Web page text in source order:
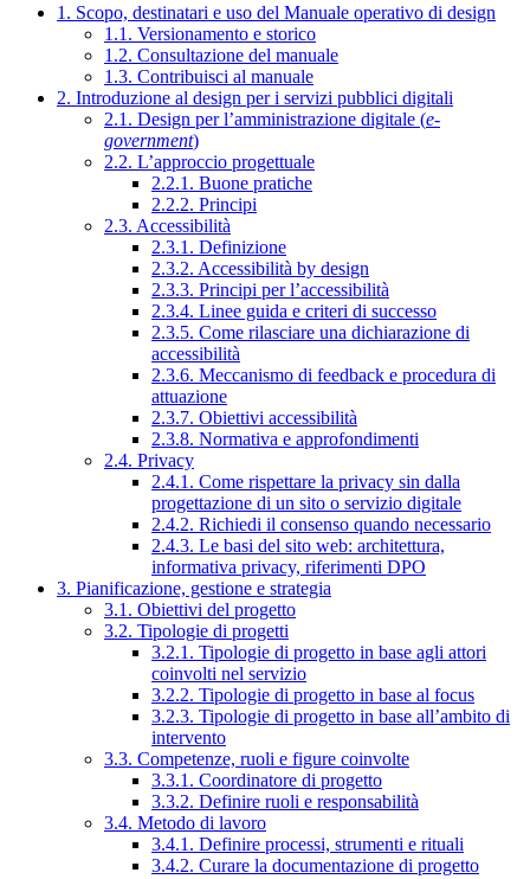
1. Scopo, destinatari e uso del Manuale operativo di design
1.1. Versionamento e storico
1.2. Consultazione del manuale
1.3. Contribuisci al manuale
2. Introduzione al design per i servizi pubblici digitali
2.1. Design per l’amministrazione digitale (e-
government)
2.2. L’approccio progettuale
2.2.1. Buone pratiche
2.2.2. Principi
2.3. Accessibilità
2.3.1. Definizione
2.3.2. Accessibilità by design
2.3.3. Principi per l’accessibilità
2.3.4. Linee guida e criteri di successo
2.3.5. Come rilasciare una dichiarazione di
accessibilità
2.3.6. Meccanismo di feedback e procedura di
attuazione
2.3.7. Obiettivi accessibilità
2.3.8. Normativa e approfondimenti
2.4. Privacy
2.4.1. Come rispettare la privacy sin dalla
progettazione di un sito o servizio digitale
2.4.2. Richiedi il consenso quando necessario
2.4.3. Le basi del sito web: architettura,
informativa privacy, riferimenti DPO
3. Pianificazione, gestione e strategia
3.1. Obiettivi del progetto
3.2. Tipologie di progetti
3.2.1. Tipologie di progetto in base agli attori
coinvolti nel servizio
3.2.2. Tipologie di progetto in base al focus
3.2.3. Tipologie di progetto in base all’ambito di
intervento
3.3. Competenze, ruoli e figure coinvolte
3.3.1. Coordinatore di progetto
3.3.2. Definire ruoli e responsabilità
3.4. Metodo di lavoro
3.4.1. Definire processi, strumenti e rituali
3.4.2. Curare la documentazione di progetto